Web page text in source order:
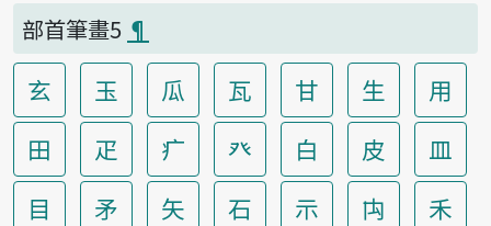
部首筆畫5 ¶
玄 玉 瓜 瓦 甘 生
用
田
疋 疒 癶 白 皮
皿
目
矛 矢 石 示 禸
禾